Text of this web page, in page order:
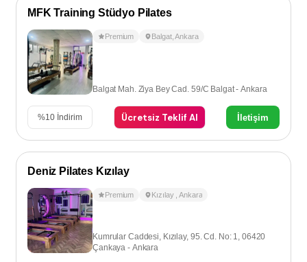
MFK Training Stüdyo Pilates
Premium Balgat,Ankara
Balgat Mah. Ziya Bey Cad. 59/C Balgat - Ankara
%10 İndirim Ücretsiz Teklif Al İletişim
Deniz Pilates Kızılay
Premium Kızılay ,Ankara
Kumrular Caddesi, Kızılay, 95. Cd. No: 1, 06420
Çankaya - Ankara